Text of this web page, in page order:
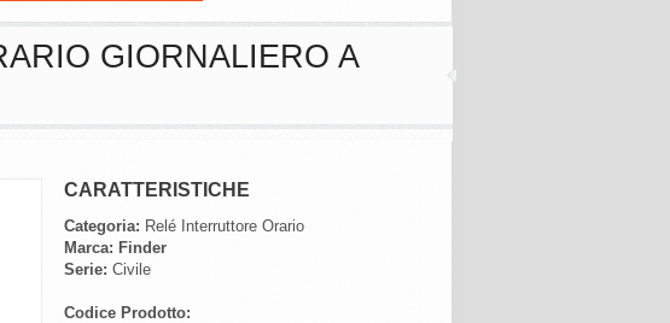
GIORNALIERO A
CARATTERISTICHE
Categoria: Relé Interruttore Orario
Marca: Finder
Serie: Civile
Codice Prodotto: